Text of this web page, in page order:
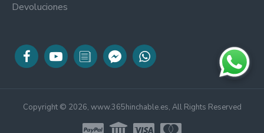
Devoluciones
Copyright © 2026, www.365hinchable.es, All Rights Reserved